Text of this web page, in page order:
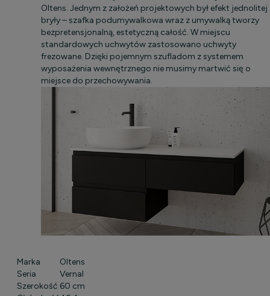
Oltens. Jednym z założeń projektowych był efekt jednolitej
bryły – szafka podumywalkowa wraz z umywalką tworzy
bezpretensjonalną, estetyczną całość. W miejscu
standardowych uchwytów zastosowano uchwyty
frezowane. Dzięki pojemnym szufladom z systemem
wyposażenia wewnętrznego nie musimy martwić się o
miejsce do przechowywania.
Marka
Oltens
Seria
Vernal
Szerokość 60 cm